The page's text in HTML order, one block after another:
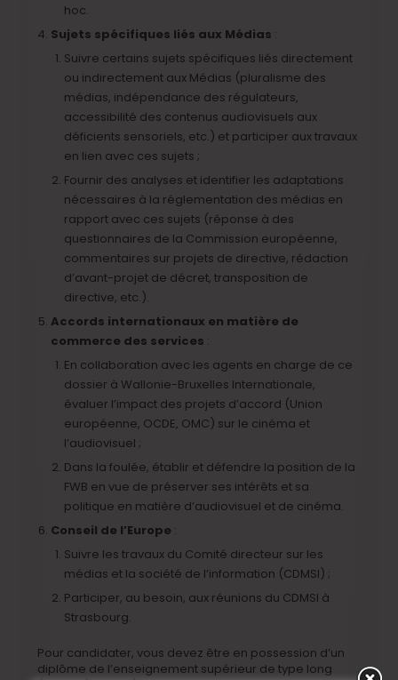
hoc.
Sujets spécifiques liés aux Médias :
Suivre certains sujets spécifiques liés directement
ou indirectement aux Médias (pluralisme des
médias, indépendance des régulateurs,
accessibilité des contenus audiovisuels aux
déficients sensoriels, etc.) et participer aux travaux
en lien avec ces sujets ;
Fournir des analyses et identifier les adaptations
nécessaires à la réglementation des médias en
rapport avec ces sujets (réponse à des
questionnaires de la Commission européenne,
commentaires sur projets de directive, rédaction
d’avant-projet de décret, transposition de
directive, etc.).
Accords internationaux en matière de
commerce des services :
En collaboration avec les agents en charge de ce
dossier à Wallonie-Bruxelles Internationale,
évaluer l’impact des projets d’accord (Union
européenne, OCDE, OMC) sur le cinéma et
l’audiovisuel ;
Dans la foulée, établir et défendre la position de la
FWB en vue de préserver ses intérêts et sa
politique en matière d’audiovisuel et de cinéma.
Conseil de l’Europe :
Suivre les travaux du Comité directeur sur les
médias et la société de l’information (CDMSI) ;
Participer, au besoin, aux réunions du CDMSI à
Strasbourg.
Pour candidater, vous devez être en possession d’un
diplôme de l’enseignement supérieur de type long